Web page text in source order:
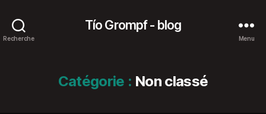
Recherche
Tío Grompf - blog
Menu
Catégorie : Non classé